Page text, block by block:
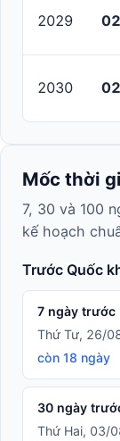
2029
2030
Mốc thời
7, 30 và 100
kế hoạch
Trước Quốc
7 ngày trước
Thứ Tư, 26/
còn 18 ngày
30 ngày
Thứ Hai, 03/